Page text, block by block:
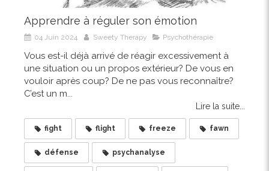
Apprendre à réguler son émotion
04 Juin 2024 Sweety Therapy Psychothérapie
Vous est-il déjà arrivé de réagir excessivement à
une situation ou un propos extérieur? De vous en
vouloir après coup? De ne pas vous reconnaître?
C’est un m...
Lire la suite...
fight flight freeze fawn
défense psychanalyse